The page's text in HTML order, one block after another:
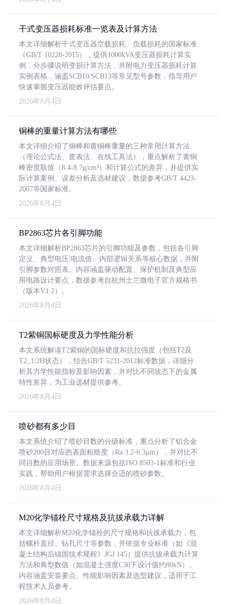
干式变压器损耗标准一览表及计算方法
本文详细解析干式变压器空载损耗、负载损耗的国家标准
（GB/T 10228-2015），提供1000kVA变压器损耗计算实
例，分步骤说明变损计算方法，并附电力变压器损耗计算
实例表格，涵盖SCB10/SCB13等常见型号参数，指导用户
快速掌握变压器能效评估要点。
2026年8月4日
铜棒的重量计算方法有哪些
本文详细介绍了铜棒和黄铜棒重量的三种常用计算方法
（理论公式法、查表法、在线工具法），重点解析了黄铜
棒密度取值（8.4-8.7g/cm³）和计算公式的差异，并提供实
际计算案例、误差分析及选材建议，数据参考GB/T 4423-
2007等国家标准。
2026年8月4日
BP2863芯片各引脚功能
本文详细解析BP2863芯片的引脚功能及参数，包括各引脚
定义、典型电压/电流值、内部逻辑关系等核心数据，并附
引脚参数对照表。内容涵盖驱动配置、保护机制及典型应
用电路设计要点，数据参考自杭州士兰微电子官方规格书
（版本V1.2）。
2026年8月4日
T2紫铜国标硬度及力学性能分析
本文系统解读T2紫铜的国标硬度和抗拉强度（包括T2及
T2_1/2H状态），结合GB/T 5231-2012标准数据，详细分
析其力学性能指标及影响因素，并对比不同状态下的金属
特性差异，为工业选材提供参考。
2026年8月4日
喷砂都有多少目
本文系统介绍了喷砂目数的分级标准，重点分析了铝合金
喷砂200目对应的表面粗糙度（Ra 3.2-6.3μm），并对比不
同目数的应用场景。数据来源包括ISO 8503-1标准和行业
实践，帮助用户根据需求选择合适的喷砂参数。
2026年8月4日
M20化学锚栓尺寸规格及抗拔承载力详解
本文详细解析M20化学锚栓的尺寸规格和抗拔承载力，包
括螺杆直径、钻孔尺寸等参数，并依据专业标准（如《混
凝土结构后锚固技术规程》JGJ 145）提供抗拔承载力计算
方法和典型数值（如混凝土强度C30下设计值约80kN）。
内容涵盖安装要点、性能影响因素及选型建议，适用于工
程技术人员参考。
2026年8月4日